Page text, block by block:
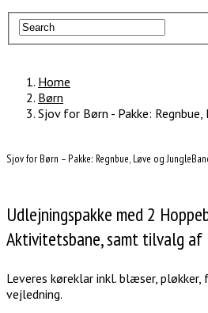
Home
Børn
Sjov for Børn - Pakke: Regnbue,
Sjov for Børn – Pakke: Regnbue, Løve og
Udlejningspakke med 2
Aktivitetsbane, samt tilvalg af
Leveres køreklar inkl. blæser,
vejledning.